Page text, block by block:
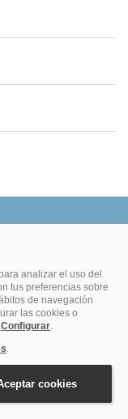
total
tus reservas